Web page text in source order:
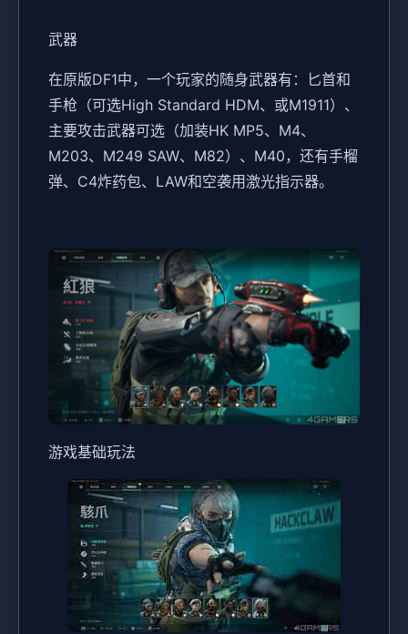
武器
在原版DF1中，一个玩家的随身武器有：匕首和
手枪（可选High Standard HDM、或M1911）、
主要攻击武器可选（加装HK MP5、M4、
M203、M249 SAW、M82）、M40，还有手榴
弹、C4炸药包、LAW和空袭用激光指示器。
游戏基础玩法